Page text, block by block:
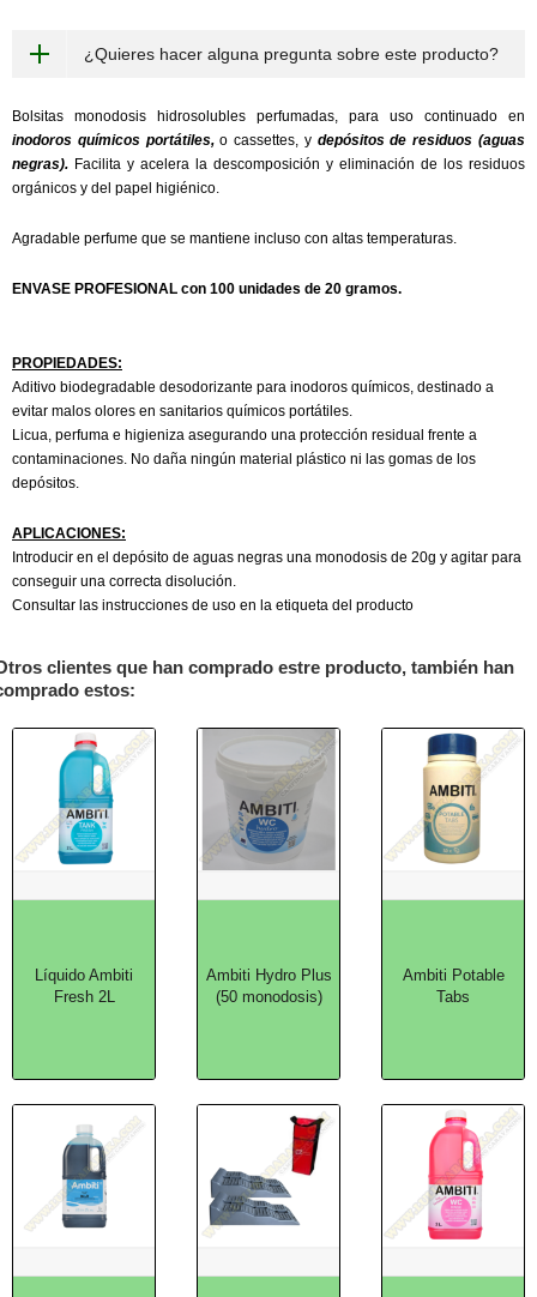
¿Quieres hacer alguna pregunta sobre este producto?
Bolsitas monodosis hidrosolubles perfumadas, para uso continuado en
inodoros químicos portátiles,o cassettes, y depósitos de residuos (aguas
negras). Facilita y acelera la descomposición y eliminación de los residuos
orgánicos y del papel higiénico.
Agradable perfume que se mantiene incluso con altas temperaturas.
ENVASE PROFESIONAL con 100 unidades de 20 gramos.
PROPIEDADES:
Aditivo biodegradable desodorizante para inodoros químicos, destinado a
evitar malos olores en sanitarios químicos portátiles.
Licua, perfuma e higieniza asegurando una protección residual frente a
contaminaciones. No daña ningún material plástico ni las gomas de los
depósitos.
APLICACIONES:
Introducir en el depósito de aguas negras una monodosis de 20g y agitar para
conseguir una correcta disolución.
Consultar las instrucciones de uso en la etiqueta del producto
clientes que han comprado estre producto, también han
estos:
Líquido Ambiti
Fresh 2L
Ambiti Hydro Plus
(50 monodosis)
Ambiti Potable
Tabs